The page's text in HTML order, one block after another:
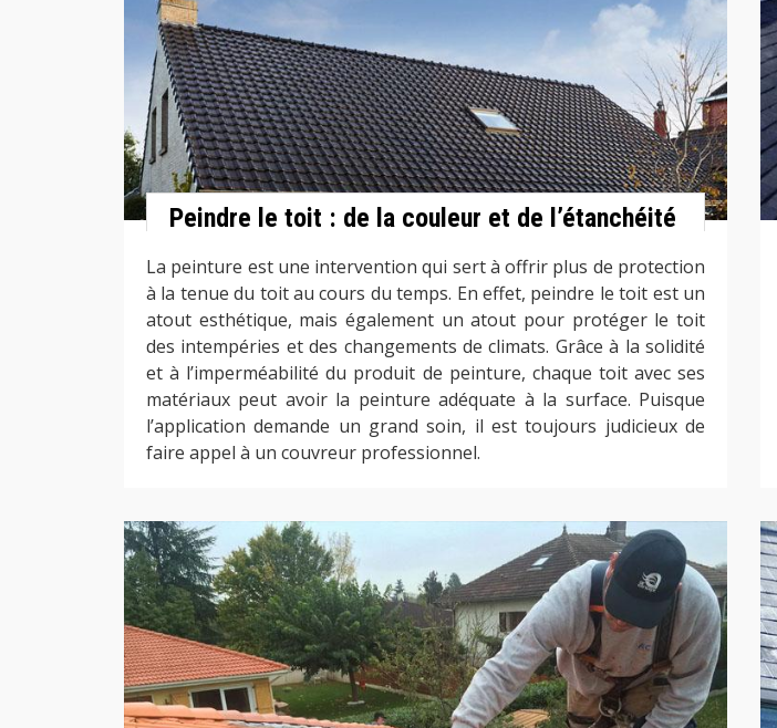
Peindre le toit : de la couleur et de l’étanchéité
La peinture est une intervention qui sert à offrir plus de protection
à la tenue du toit au cours du temps. En effet, peindre le toit est un
atout esthétique, mais également un atout pour protéger le toit
des intempéries et des changements de climats. Grâce à la solidité
et à l’imperméabilité du produit de peinture, chaque toit avec ses
matériaux peut avoir la peinture adéquate à la surface. Puisque
l’application demande un grand soin, il est toujours judicieux de
faire appel à un couvreur professionnel.